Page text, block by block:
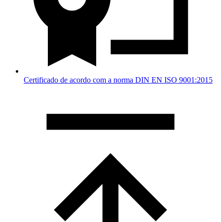
Certificado de acordo com a norma DIN EN ISO 9001:2015